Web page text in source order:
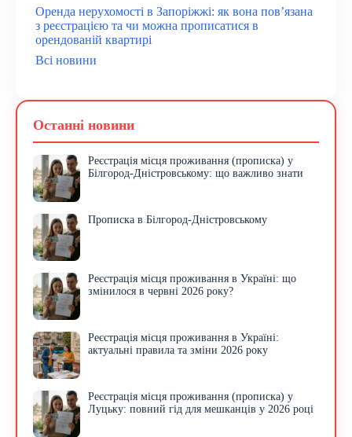
Оренда нерухомості в Запоріжжі: як вона пов’язана
з реєстрацією та чи можна прописатися в
орендованій квартирі
Всі новини
Останні новини
Реєстрація місця проживання (прописка) у
Білгород-Дністровському: що важливо знати
Прописка в Білгород-Дністровському
Реєстрація місця проживання в Україні: що
змінилося в червні 2026 року?
Реєстрація місця проживання в Україні:
актуальні правила та зміни 2026 року
Реєстрація місця проживання (прописка) у
Луцьку: повний гід для мешканців у 2026 році